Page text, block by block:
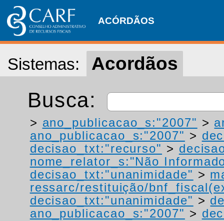
ACÓRDÃOS
Sistemas: Acordãos
Busca:
> ano_publicacao_s:"2007" >
ano_publicacao_s:"2007" >
decisao_txt:"recurso" >
nome_relator_s:"Não
decisao_txt:"unanimidade" >
ressarc/restituição/
decisao_txt:"unanimidade" >
ano_publicacao_s:"2007" >